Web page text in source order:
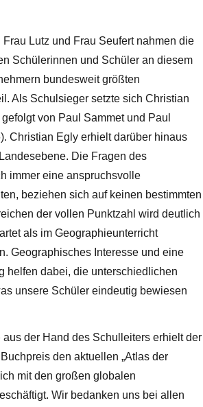
Lutz und Frau Seufert nahmen die
Schülerinnen und Schüler an diesem
bundesweit größten
Als Schulsieger setzte sich Christian
von Paul Sammet und Paul
Christian Egly erhielt darüber hinaus
Die Fragen des
immer eine anspruchsvolle
beziehen sich auf keinen bestimmten
der vollen Punktzahl wird deutlich
als im Geographieunterricht
Geographisches Interesse und eine
helfen dabei, die unterschiedlichen
unsere Schüler eindeutig bewiesen
der Hand des Schulleiters erhielt der
den aktuellen „Atlas der
mit den großen globalen
Wir bedanken uns bei allen